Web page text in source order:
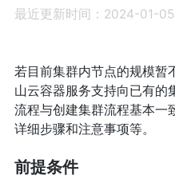
最近更新时间：2024-01-
若目前集群内节点的规模暂
山云容器服务支持向已有的
流程与创建集群流程基本一
详细步骤和注意事项等。
前提条件